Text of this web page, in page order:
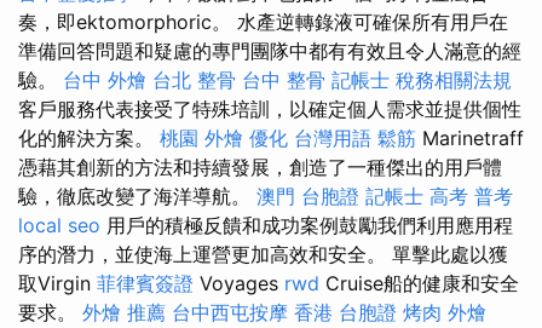
奏，即ektomorphoric。 水產逆轉錄液可確保所有用戶在
準備回答問題和疑慮的專門團隊中都有有效且令人滿意的經
驗。 台中 外燴 台北 整骨 台中 整骨 記帳士 稅務相關法規
客戶服務代表接受了特殊培訓，以確定個人需求並提供個性
化的解決方案。 桃園 外燴 優化 台灣用語 鬆筋 Marinetraff
憑藉其創新的方法和持續發展，創造了一種傑出的用戶體
驗，徹底改變了海洋導航。 澳門 台胞證 記帳士 高考 普考
local seo 用戶的積極反饋和成功案例鼓勵我們利用應用程
序的潛力，並使海上運營更加高效和安全。 單擊此處以獲
取Virgin 菲律賓簽證 Voyages rwd Cruise船的健康和安全
要求。 外燴 推薦 台中西屯按摩 香港 台胞證 烤肉 外燴